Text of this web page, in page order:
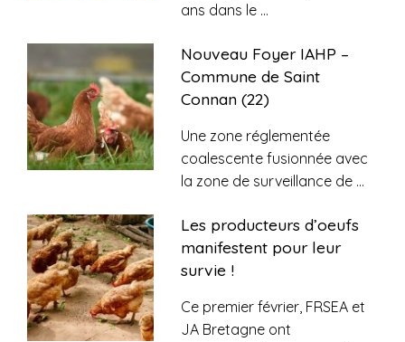
ans dans le ...
Nouveau Foyer IAHP –
Commune de Saint
Connan (22)
Une zone réglementée
coalescente fusionnée avec
la zone de surveillance de ...
Les producteurs d’oeufs
manifestent pour leur
survie !
Ce premier février, FRSEA et
JA Bretagne ont